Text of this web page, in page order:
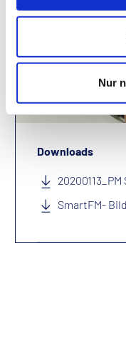
Nur
Downloads
SmartFM-